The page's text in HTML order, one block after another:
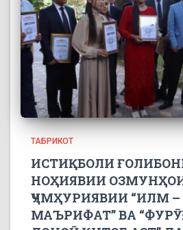
ТАБРИКОТ
ИСТИҚБОЛИ
НОҲИЯВИИ
ҶУМҲУРИЯВИИ “ИЛМ
МАЪРИФАТ” ВА